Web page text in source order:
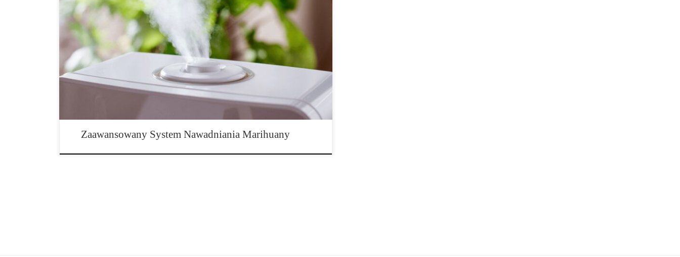
Zaawansowany system nawadniania konopi – jak poprawić warunki uprawy dla lepszych
zbiorów? Jak osiągnąć lepsze rezultaty w uprawie konopi dzięki odpowiednim
warunkom? Aby konopie mogły prawidłowo się rozwijać, potrzebują nie tylko światła,
powietrza i wody, ale także równowagi między tymi trzema filarami wzrostu. Choć
może wydawać się, że wystarczy ich […]
Zaawansowany System Nawadniania Marihuany